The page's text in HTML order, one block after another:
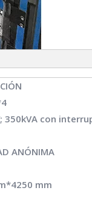
350kVA con
ANÓNIMA
mm